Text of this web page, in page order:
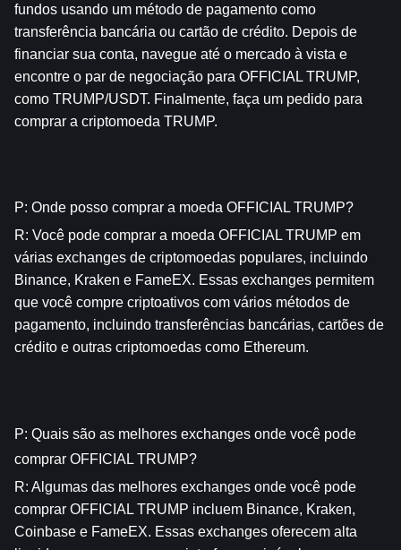
fundos usando um método de pagamento como
transferência bancária ou cartão de crédito. Depois de
financiar sua conta, navegue até o mercado à vista e
encontre o par de negociação para OFFICIAL TRUMP,
como TRUMP/USDT. Finalmente, faça um pedido para
comprar a criptomoeda TRUMP.
P: Onde posso comprar a moeda OFFICIAL TRUMP?
R: Você pode comprar a moeda OFFICIAL TRUMP em
várias exchanges de criptomoedas populares, incluindo
Binance, Kraken e FameEX. Essas exchanges permitem
que você compre criptoativos com vários métodos de
pagamento, incluindo transferências bancárias, cartões de
crédito e outras criptomoedas como Ethereum.
P: Quais são as melhores exchanges onde você pode
comprar OFFICIAL TRUMP?
R: Algumas das melhores exchanges onde você pode
comprar OFFICIAL TRUMP incluem Binance, Kraken,
Coinbase e FameEX. Essas exchanges oferecem alta